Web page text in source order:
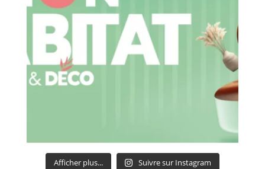
Afficher plus... Suivre sur Instagram